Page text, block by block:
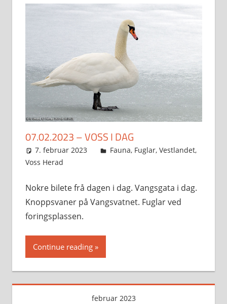
07.02.2023 – VOSS I DAG
7. februar 2023 Svein
Fauna, Fuglar, Vestlandet,
Voss Herad
Nokre bilete frå dagen i dag. Vangsgata i dag.
Knoppsvaner på Vangsvatnet. Fuglar ved
foringsplassen.
Continue reading
februar 2023